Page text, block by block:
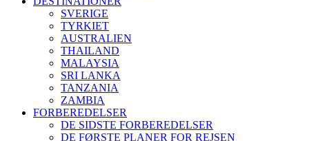
SVERIGE
TYRKIET
AUSTRALIEN
THAILAND
MALAYSIA
SRI LANKA
TANZANIA
ZAMBIA
FORBEREDELSER
DE SIDSTE FORBEREDELSER
DE FØRSTE PLANER FOR REJSEN